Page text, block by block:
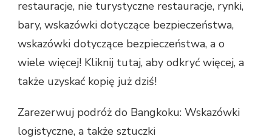
restauracje, nie turystyczne restauracje, rynki,
bary, wskazówki dotyczące bezpieczeństwa,
wskazówki dotyczące bezpieczeństwa, a o
wiele więcej! Kliknij tutaj, aby odkryć więcej, a
także uzyskać kopię już dziś!
Zarezerwuj podróż do Bangkoku: Wskazówki
logistyczne, a także sztuczki